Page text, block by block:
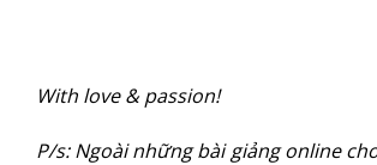
With love & passion!
P/s: Ngoài những bài giảng online